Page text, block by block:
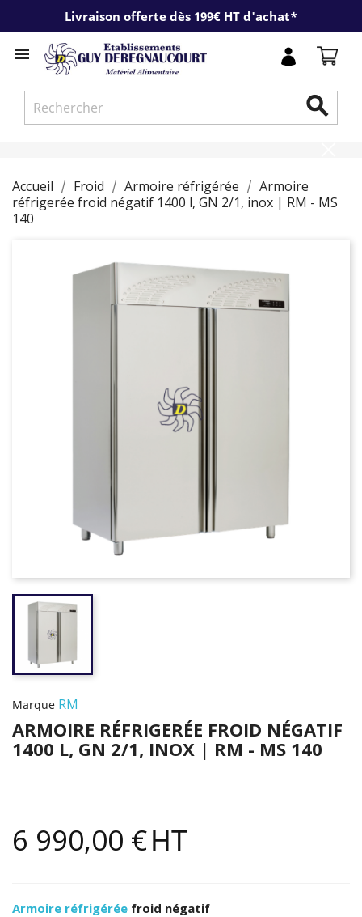
Livraison offerte dès 199€ HT d'achat*


Accueil Froid Armoire réfrigérée
Armoire
réfrigerée froid négatif 1400 l, GN 2/1, inox | RM - MS
140
Marque RM
ARMOIRE RÉFRIGERÉE FROID NÉGATIF
1400 L, GN 2/1, INOX | RM - MS 140
6 990,00 €HT
Armoire réfrigérée froid négatif